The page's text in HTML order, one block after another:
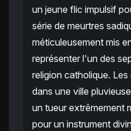
un jeune flic impulsif
série de meurtres
méticuleusement mis
représenter l'un des
religion catholique.
dans une ville
un tueur extrêmement
pour un instrument